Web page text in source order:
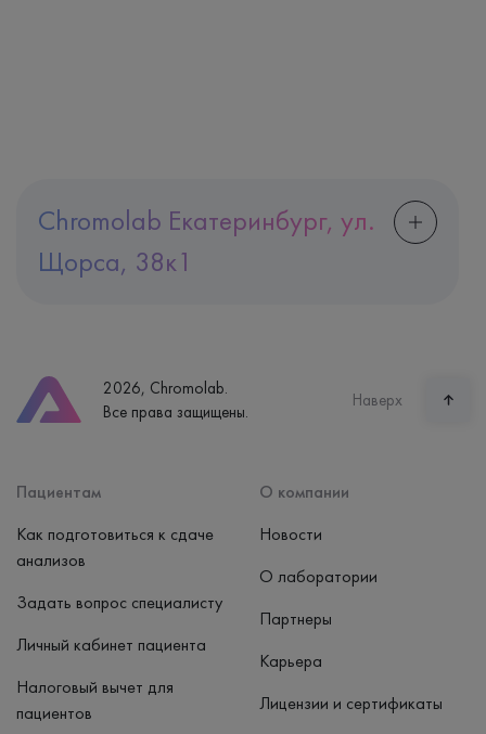
Chromolab Екатеринбург, ул.
Щорса, 38к1
Часы работы
пн-вс: 7:30-15:00
2026, Chromolab.
Все права защищены.
Наверх
Пациентам
Как подготовиться к сдаче
анализов
Задать вопрос специалисту
Личный кабинет пациента
Налоговый вычет для
пациентов
О компании
Новости
О лаборатории
Партнеры
Карьера
Лицензии и сертификаты